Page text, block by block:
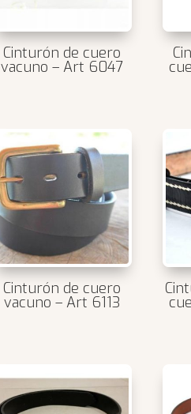
Cinturón de cuero
vacuno – Art 6047
Cinturón de cuero
vacuno – Art 6113